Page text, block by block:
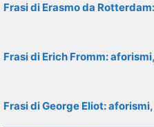
Frasi di Erasmo da
Frasi di Erich Fromm:
Frasi di George Eliot: